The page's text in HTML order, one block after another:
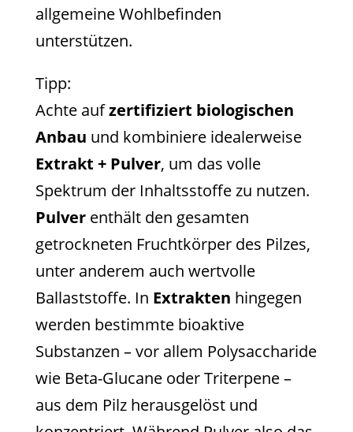
allgemeine Wohlbefinden
unterstützen.
Tipp:
Achte aufzertifiziert biologischen
Anbau und kombiniere idealerweise
Extrakt + Pulver, um das volle
Spektrum der Inhaltsstoffe zu nutzen.
Pulverenthält den gesamten
getrockneten Fruchtkörper des Pilzes,
unter anderem auch wertvolle
Ballaststoffe. In Extrakten hingegen
werden bestimmte bioaktive
Substanzen – vor allem Polysaccharide
wie Beta-Glucane oder Triterpene –
aus dem Pilz herausgelöst und